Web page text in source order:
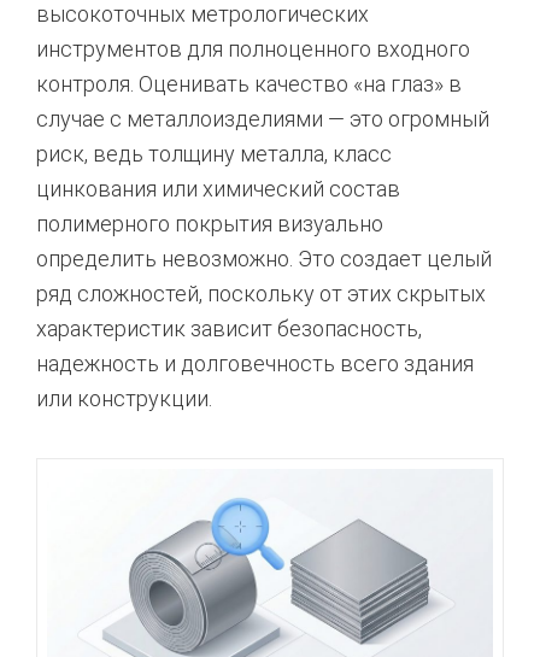
высокоточных метрологических
инструментов для полноценного входного
контроля. Оценивать качество «на глаз» в
случае с металлоизделиями — это огромный
риск, ведь толщину металла, класс
цинкования или химический состав
полимерного покрытия визуально
определить невозможно. Это создает целый
ряд сложностей, поскольку от этих скрытых
характеристик зависит безопасность,
надежность и долговечность всего здания
или конструкции.